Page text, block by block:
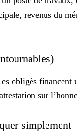
revenus du
obligés financent
sur
simplement